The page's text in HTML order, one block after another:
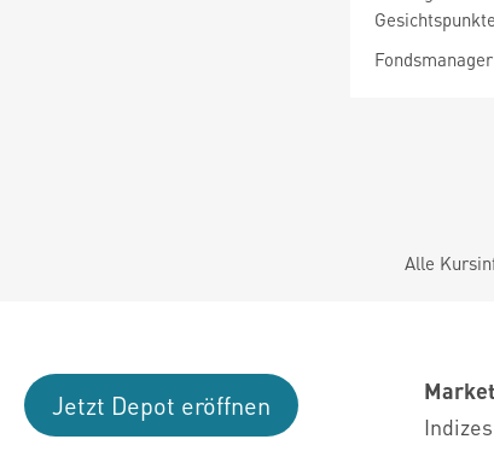
Alle
Jetzt Depot eröffnen